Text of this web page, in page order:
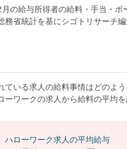
の給与所得者の給料・手当・ボ
省統計を基にシゴトリサーチ
いる求人の給料事情はどのよ
ワークの求人から給料の平均を
ローワーク求人の平均給与